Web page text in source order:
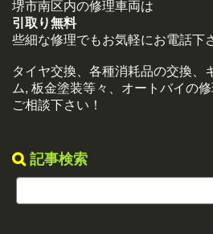
堺市南区内の修理車両は
引取り無料
些細な修理でもお気軽にお電話下
タイヤ交換、各種消耗品の交換、
ム, 板金塗装等々、オートバイの
ご相談下さい！
記事検索